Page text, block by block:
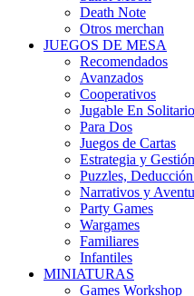
Death Note
Otros merchan
JUEGOS DE MESA
Recomendados
Avanzados
Cooperativos
Jugable En Solitario
Para Dos
Juegos de Cartas
Estrategia y Gestión
Puzzles,
Narrativos y
Party Games
Wargames
Familiares
Infantiles
MINIATURAS
Games Workshop